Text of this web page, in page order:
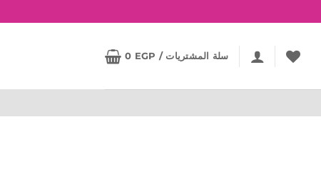
سلة المشتريات / 0 EGP